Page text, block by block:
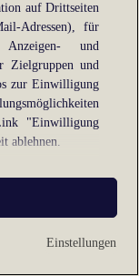
auf Drittseiten
Adressen), für
und
Zielgruppen und
zur Einwilligung
"Einwilligung
ablehnen.
mit Wirkung
auf den Button
und "Alle
Einstellungen